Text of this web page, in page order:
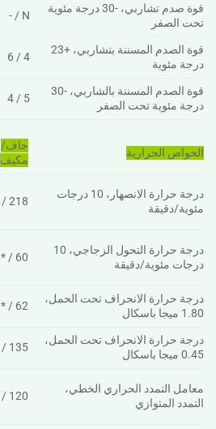
قوة صدم تشاربي، -30 درجة مئوية
تحت الصفر
N / -
قوة الصدم المسننة بتشاربي، +23
درجة مئوية
4 / 6
قوة الصدم المسننة بالشاربي، -30
درجة مئوية تحت الصفر
5 / 4
الخواص الحرارية
جاف/
مكيف
درجة حرارة الانصهار، 10 درجات
مئوية/دقيقة
218 / *
درجة حرارة التحول الزجاجي، 10
درجات مئوية/دقيقة
60 / *
درجة حرارة الانحراف تحت الحمل،
1.80 ميجا باسكال
62 / *
درجة حرارة الانحراف تحت الحمل،
0.45 ميجا باسكال
135 / *
معامل التمدد الحراري الخطي،
التمدد المتوازي
120 / *